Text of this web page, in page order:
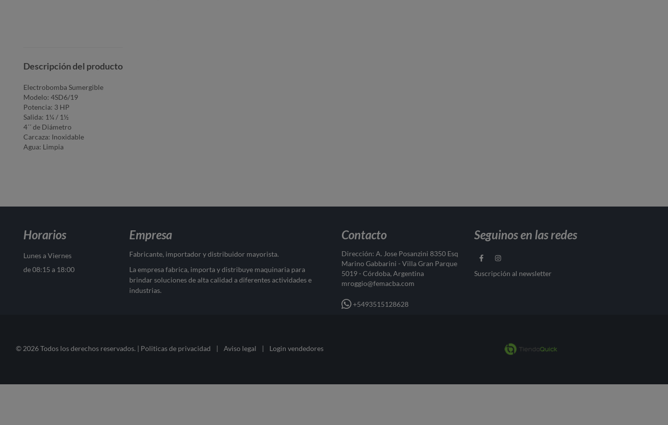
Descripción del producto
Electrobomba Sumergible
Modelo: 4SD6/19
Potencia: 3 HP
Salida: 1¼ / 1½
4´´ de Diámetro
Carcaza: Inoxidable
Agua: Limpia
Horarios
Lunes a Viernes
de 08:15 a 18:00
Empresa
Fabricante, importador y distribuidor mayorista.
La empresa fabrica, importa y distribuye maquinaria para
brindar soluciones de alta calidad a diferentes actividades e
industrias.
Contacto
Dirección: A. Jose Posanzini 8350 Esq
Marino Gabbarini - Villa Gran Parque
5019 - Córdoba, Argentina
mroggio@femacba.com
+5493515128628
Seguinos en las redes
Suscripción al newsletter
© 2026 Todos los derechos reservados. | Politicas de privacidad | Aviso legal | Login vendedores